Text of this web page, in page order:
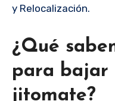
y Relocalización.
¿Qué
para bajar
jitomate?